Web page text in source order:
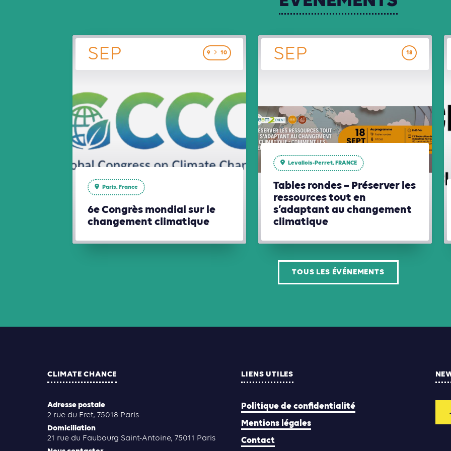
9 10
SEP
Paris, France
6e Congrès mondial sur le
changement climatique
18
SEP
Levallois-Perret, FRANCE
Tables rondes – Préserver les
ressources tout en
s’adaptant au changement
climatique
TOUS LES ÉVÉNEMENTS
CLIMATE CHANCE
Adresse postale
2 rue du Fret, 75018 Paris
Domiciliation
21 rue du Faubourg Saint-Antoine, 75011 Paris
LIENS UTILES
Politique de confidentialité
Mentions légales
Contact